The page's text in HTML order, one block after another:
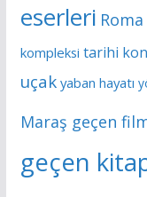
eserleri
kompleksi tarihi
uçak yaban hayatı
Maraş geçen
geçen